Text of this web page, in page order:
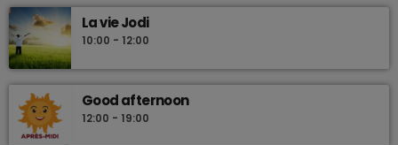
La vie Jodi
10:00 - 12:00
Good afternoon
12:00 - 19:00